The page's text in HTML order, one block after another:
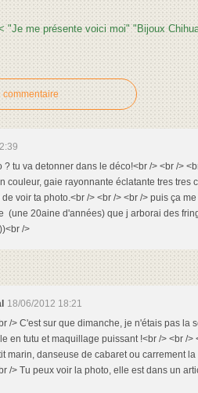
"Je me présente voici moi" "Bijoux
commentaire
? tu va detonner dans le déco!<br /> <br />
couleur, gaie rayonnante éclatante tres tres
voir ta photo.<br /> <br /> <br /> puis ça
(une 20aine d'années) que j arborai des
/>
18/06/2012 18:21
/> C'est sur que dimanche, je n'étais pas la
en tutu et maquillage puissant !<br /> <br />
marin, danseuse de cabaret ou carrement
/> Tu peux voir la photo, elle est dans un